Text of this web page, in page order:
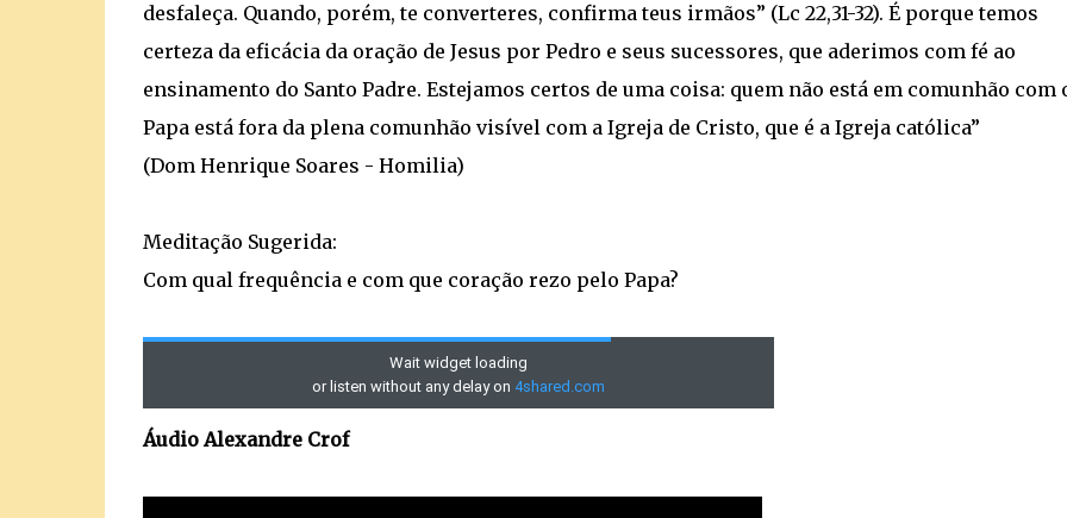
desfaleça. Quando, porém, te converteres, confirma teus irmãos” (Lc 22,31-32). É porque temos
certeza da eficácia da oração de Jesus por Pedro e seus sucessores, que aderimos com fé ao
ensinamento do Santo Padre. Estejamos certos de uma coisa: quem não está em comunhão com
Papa está fora da plena comunhão visível com a Igreja de Cristo, que é a Igreja católica”
(Dom Henrique Soares - Homilia)
Meditação Sugerida:
Com qual frequência e com que coração rezo pelo Papa?
Áudio Alexandre Crof